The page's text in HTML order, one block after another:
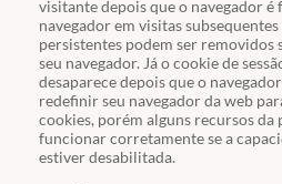
visitante depois que o navegador é
navegador em visitas
persistentes podem ser removidos
seu navegador. Já o cookie de
desaparece depois que o
redefinir seu navegador da web
cookies, porém alguns recursos
funcionar corretamente se a
estiver desabilitada.